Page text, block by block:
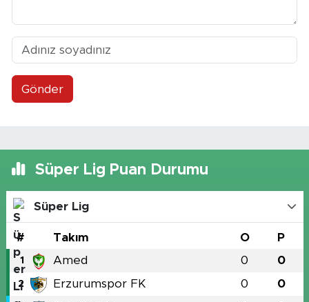
Gönder
Süper Lig Puan Durumu
Süper Lig
# Takım O P
1 Amed 0 0
2 Erzurumspor FK 0 0